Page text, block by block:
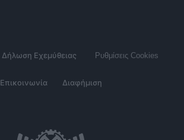
Δήλωση Εχεμύθειας Ρυθμίσεις Cookies
Επικοινωνία Διαφήμιση